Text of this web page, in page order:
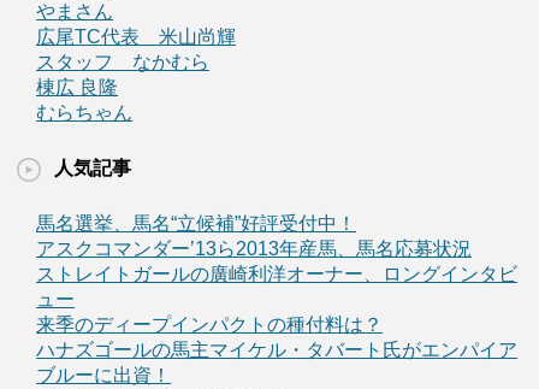
やまさん
広尾TC代表 米山尚輝
スタッフ なかむら
棟広 良隆
むらちゃん
人気記事
馬名選挙、馬名“立候補”好評受付中！
アスクコマンダー’13ら2013年産馬、馬名応募状況
ストレイトガールの廣崎利洋オーナー、ロングインタビ
ュー
来季のディープインパクトの種付料は？
ハナズゴールの馬主マイケル・タバート氏がエンパイア
ブルーに出資！